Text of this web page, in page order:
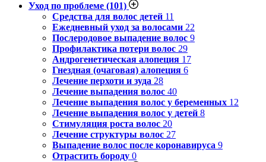
Уход по проблеме (101)
Средства для волос детей 11
Ежедневный уход за волосами 22
Послеродовое выпадение волос 9
Профилактика потери волос 29
Андрогенетическая алопеция 17
Гнездная (очаговая) алопеция 6
Лечение перхоти и зуда 28
Лечение выпадения волос 40
Лечение выпадения волос у беременных 12
Лечение выпадения волос у детей 8
Стимуляция роста волос 20
Лечение структуры волос 27
Выпадение волос после коронавируса 9
Отрастить бороду 0